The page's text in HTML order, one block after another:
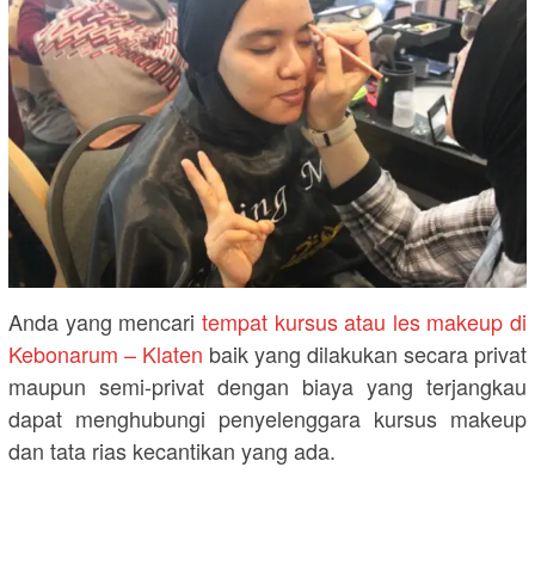
Anda yang mencari tempat kursus atau les makeup di
Kebonarum – Klaten baik yang dilakukan secara privat
maupun semi-privat dengan biaya yang terjangkau
dapat menghubungi penyelenggara kursus makeup
dan tata rias kecantikan yang ada.